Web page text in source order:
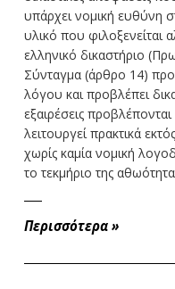
υπάρχει νομική ευθύνη
υλικό που
ελληνικό δικαστήριο
Σύνταγμα (άρθρο 14)
λόγου και προβλέπει
εξαιρέσεις
λειτουργεί πρακτικά
χωρίς καμία νομική
το τεκμήριο της
Περισσότερα »